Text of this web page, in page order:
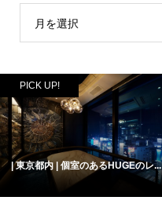
月を選択
PICK UP!
| 東京都内 | 個室のあるHUGEのレ...